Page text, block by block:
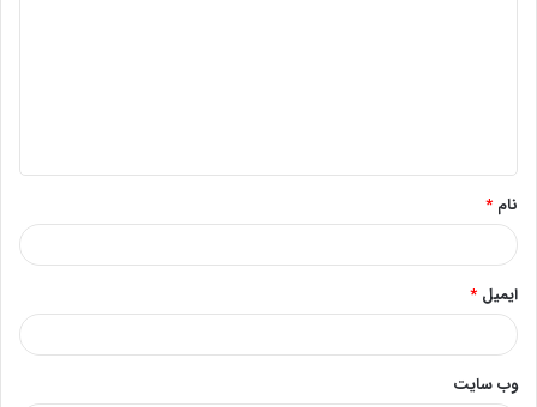
*
نام *
ایمیل *
وب‌ سایت